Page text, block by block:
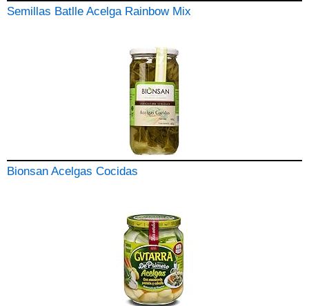
Semillas Batlle Acelga Rainbow Mix
Bionsan Acelgas Cocidas